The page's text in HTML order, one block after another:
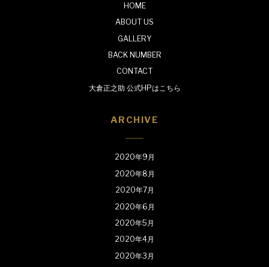
HOME
ABOUT US
GALLERY
BACK NUMBER
CONTACT
大倉正之助 公式HPはこちら
ARCHIVE
2020年9月
2020年8月
2020年7月
2020年6月
2020年5月
2020年4月
2020年3月